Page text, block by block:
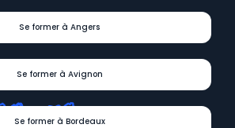
Se former à Angers
Se former à Avignon
Se former à Bordeaux